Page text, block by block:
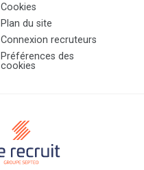
Cookies
Plan du site
Connexion recruteurs
Préférences des
cookies